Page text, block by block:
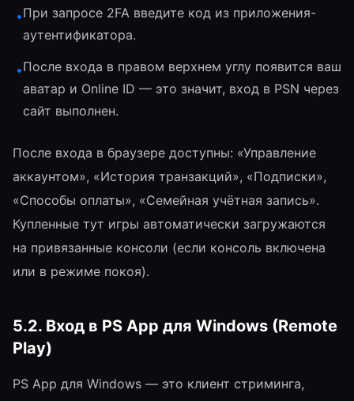
•При запросе 2FA введите код из приложения-
аутентификатора.
•После входа в правом верхнем углу появится ваш
аватар и Online ID — это значит, вход в PSN через
сайт выполнен.
После входа в браузере доступны: «Управление
аккаунтом», «История транзакций», «Подписки»,
«Способы оплаты», «Семейная учётная запись».
Купленные тут игры автоматически загружаются
на привязанные консоли (если консоль включена
или в режиме покоя).
5.2. Вход в PS App для Windows (Remote
Play)
PS App для Windows — это клиент стриминга,